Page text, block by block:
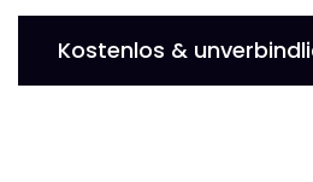
Kostenlos &